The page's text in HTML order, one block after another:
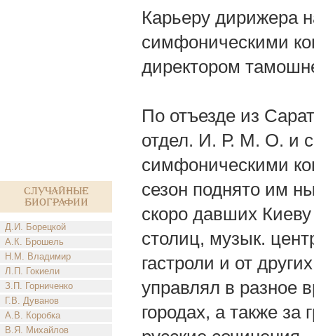
Случайные
биографии
Д.И. Борецкой
А.К. Брошель
Н.М. Владимир
Л.П. Гокиели
З.П. Горниченко
Г.В. Дуванов
А.В. Коробка
В.Я. Михайлов
Карьеру дирижера
симфоническими
директором
По отъезде из
отдел. И. Р. М. О. и
симфоническими
сезон поднято им
скоро давших
столиц, музык.
гастроли и от
управлял в разное
городах, а также за